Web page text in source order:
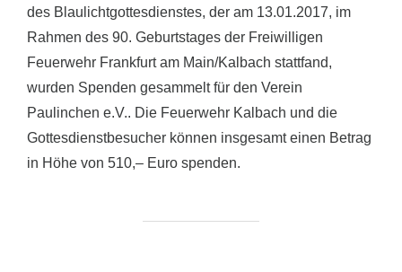
des Blaulichtgottesdienstes, der am 13.01.2017, im
Rahmen des 90. Geburtstages der Freiwilligen
Feuerwehr Frankfurt am Main/Kalbach stattfand,
wurden Spenden gesammelt für den Verein
Paulinchen e.V.. Die Feuerwehr Kalbach und die
Gottesdienstbesucher können insgesamt einen Betrag
in Höhe von 510,– Euro spenden.